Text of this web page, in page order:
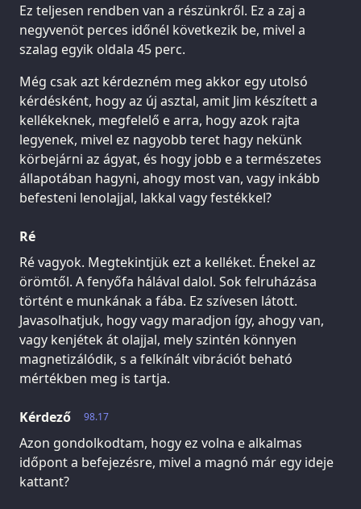
Ez teljesen rendben van a részünkről. Ez a zaj a
negyvenöt perces időnél következik be, mivel a
szalag egyik oldala 45 perc.
Még csak azt kérdezném meg akkor egy utolsó
kérdésként, hogy az új asztal, amit Jim készített a
kellékeknek, megfelelő e arra, hogy azok rajta
legyenek, mivel ez nagyobb teret hagy nekünk
körbejárni az ágyat, és hogy jobb e a természetes
állapotában hagyni, ahogy most van, vagy inkább
befesteni lenolajjal, lakkal vagy festékkel?
Ré
Ré vagyok. Megtekintjük ezt a kelléket. Énekel az
örömtől. A fenyőfa hálával dalol. Sok felruházása
történt e munkának a fába. Ez szívesen látott.
Javasolhatjuk, hogy vagy maradjon így, ahogy van,
vagy kenjétek át olajjal, mely szintén könnyen
magnetizálódik, s a felkínált vibrációt beható
mértékben meg is tartja.
98.17
Kérdező
Azon gondolkodtam, hogy ez volna e alkalmas
időpont a befejezésre, mivel a magnó már egy ideje
kattant?